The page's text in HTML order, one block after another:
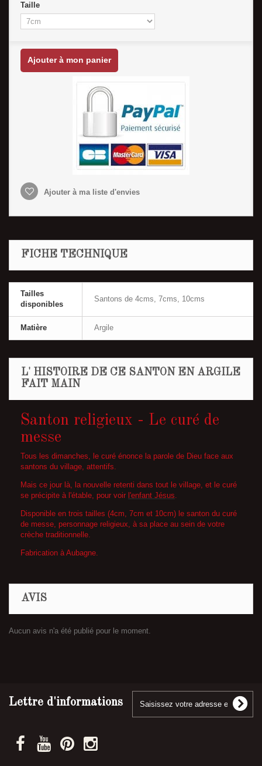
Taille
Ajouter à mon panier
Ajouter à ma liste d'envies
FICHE TECHNIQUE
Tailles
disponibles
Santons de 4cms, 7cms, 10cms
Matière Argile
L' HISTOIRE DE CE SANTON EN ARGILE
FAIT MAIN
Santon religieux - Le curé de
messe
Tous les dimanches, le curé énonce la parole de Dieu face aux
santons du village, attentifs.
Mais ce jour là, la nouvelle retenti dans tout le village, et le curé
se précipite à l'étable, pour voir l'enfant Jésus.
Disponible en trois tailles (4cm, 7cm et 10cm) le santon du curé
de messe, personnage religieux, à sa place au sein de votre
crèche traditionnelle.
Fabrication à Aubagne.
AVIS
Aucun avis n'a été publié pour le moment.
Lettre d'informations